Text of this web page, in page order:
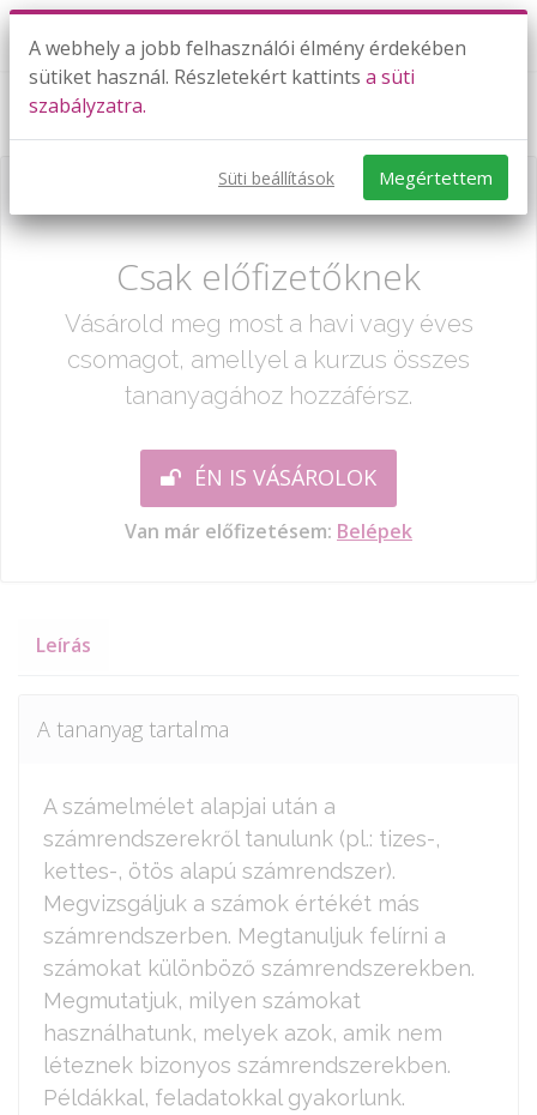
Már csak egy lépés:
Csak előfizetőknek
Vásárold meg most a havi vagy éves
csomagot, amellyel a kurzus összes
tananyagához hozzáférsz.
ÉN IS VÁSÁROLOK
Van már előfizetésem: Belépek
Leírás
A tananyag tartalma
A számelmélet alapjai után a
számrendszerekről tanulunk (pl.: tizes-,
kettes-, ötös alapú számrendszer).
Megvizsgáljuk a számok értékét más
számrendszerben. Megtanuljuk felírni a
számokat különböző számrendszerekben.
Megmutatjuk, milyen számokat
használhatunk, melyek azok, amik nem
léteznek bizonyos számrendszerekben.
Példákkal, feladatokkal gyakorlunk.
A webhely a jobb felhasználói élmény érdekében
sütiket használ. Részletekért kattints a süti
szabályzatra.
Süti beállítások Megértettem